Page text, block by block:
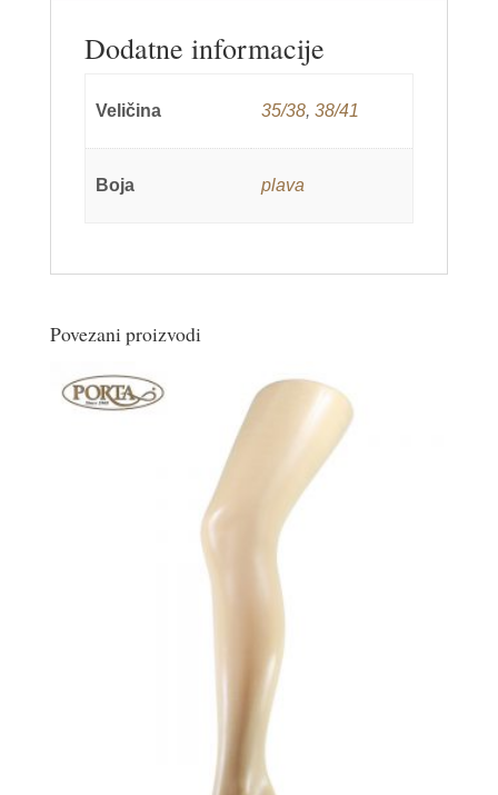
Dodatne informacije
Veličina 35/38,38/41
Boja plava
Povezani proizvodi